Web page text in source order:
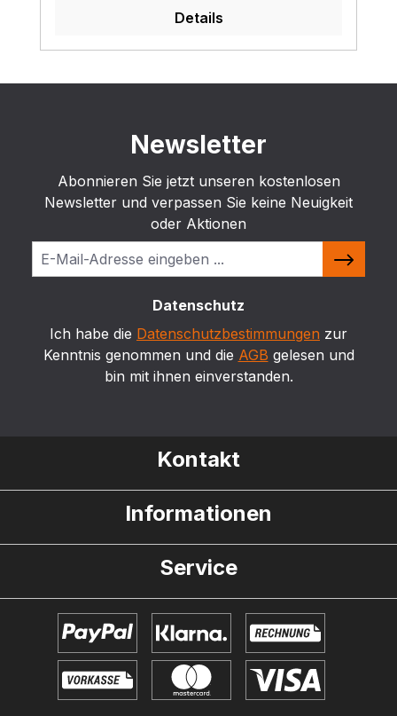
Details
Newsletter
Abonnieren Sie jetzt unseren kostenlosen
Newsletter und verpassen Sie keine Neuigkeit
oder Aktionen
Datenschutz
Ich habe die Datenschutzbestimmungen zur
Kenntnis genommen und die AGB gelesen und
bin mit ihnen einverstanden.
Kontakt
Informationen
Service